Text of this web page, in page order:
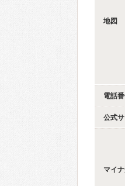
地図
電話
公式
マイ